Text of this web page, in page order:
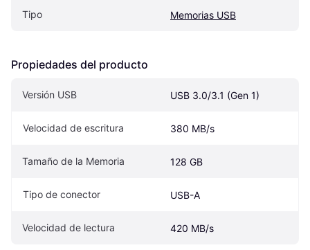
Tipo Memorias USB
Propiedades del producto
Versión USB USB 3.0/3.1 (Gen 1)
Velocidad de escritura 380 MB/s
Tamaño de la Memoria 128 GB
Tipo de conector USB-A
Velocidad de lectura 420 MB/s